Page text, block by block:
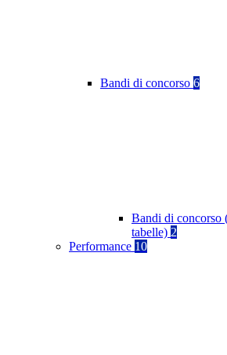
Bandi di concorso 6
Bandi di concorso
tabelle) 2
Performance 10